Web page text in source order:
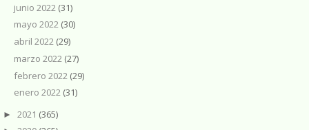
junio 2022 (31)
mayo 2022 (30)
abril 2022 (29)
marzo 2022 (27)
febrero 2022 (29)
enero 2022 (31)
► 2021 (365)